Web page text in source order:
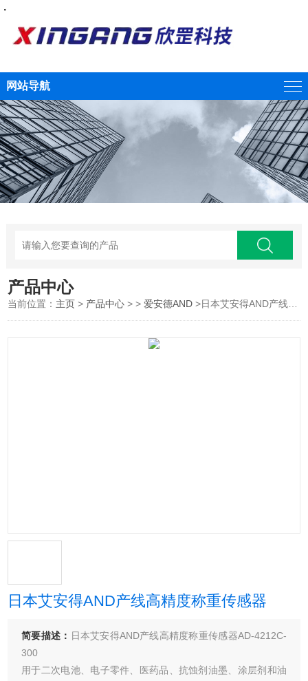
网站导航
产品中心
当前位置： 主页 > 产品中心 > >爱安德AND >日本艾安得AND产线高精度称重传感器
日本艾安得AND产线高精度称重传感器
简要描述： 日本艾安得AND产线高精度称重传感器AD-4212C-
300
用于二次电池、电子零件、医药品、抗蚀剂油墨、涂层剂和油
・・・・・